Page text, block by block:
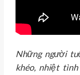
Những người
khéo, nhiệt